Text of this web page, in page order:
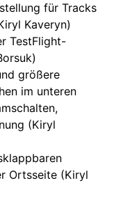
für Tracks
Kaveryn)
TestFlight-
größere
im unteren
(Kiryl
Ortsseite (Kiryl